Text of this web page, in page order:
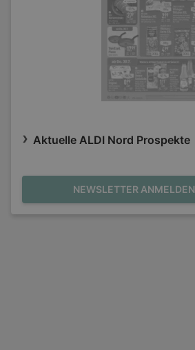
Aktuelle ALDI Nord Prospekte
NEWSLETTER ANMELDEN